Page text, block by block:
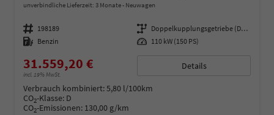
unverbindliche Lieferzeit: 3 Monate Neuwagen
Fahrzeugnummer 198189 Getriebe
Doppelkupplungsgetriebe (DSG)
Kraftstoff Benzin Leistung 110 kW (150 PS)
31.559,20 €
incl. 19% MwSt.
Details
Verbrauch kombiniert:5,80 l/100km
CO2-Klasse: D
CO2-Emissionen: 130,00 g/km